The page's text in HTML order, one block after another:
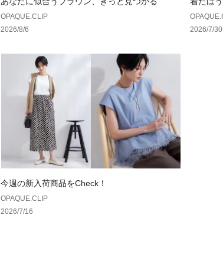
OPAQUE.CLIP
2026/8/6
2026/7/30
今週の新入荷商品をCheck！
OPAQUE.CLIP
2026/7/16